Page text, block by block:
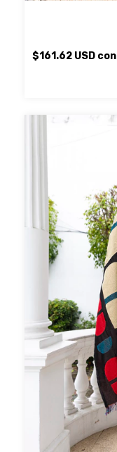
$161.62 USD con